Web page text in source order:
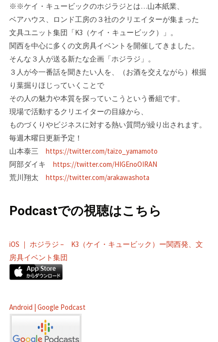
※※ケイ・キュービックのホジラジとは…山本紙業、
ベアハウス、ロンド工房の３社のク­リエイターが集まった
文具ユニット集団「K3（ケイ・キュービック）」。
関西を中心に­多くの文房具イベントを開催してきました。
そんな３人が送る新たな企画「ホジラジ」。­
３人が今一番話を聞きたい人を、（お酒を交えながら）根掘
り葉掘りほじっていくことで
その人の魅力や本質を探っていこうという番組です。
現場で活動するクリエイターの目線­から、
ものづくりやビジネスに対する熱い質問が繰り出されます。
毎週木曜日更新予定！
山本泰三 https://twitter.com/taizo_yamamoto
阿部ダイキ https://twitter.com/HIGEnoOIRAN
荒川翔太 https://twitter.com/arakawashota
Podcastでの視聴はこちら
iOS ｜ ホジラジ – K3（ケイ・キュービック）ー関西発、文
房具イベント集団
Android | Google Podcast